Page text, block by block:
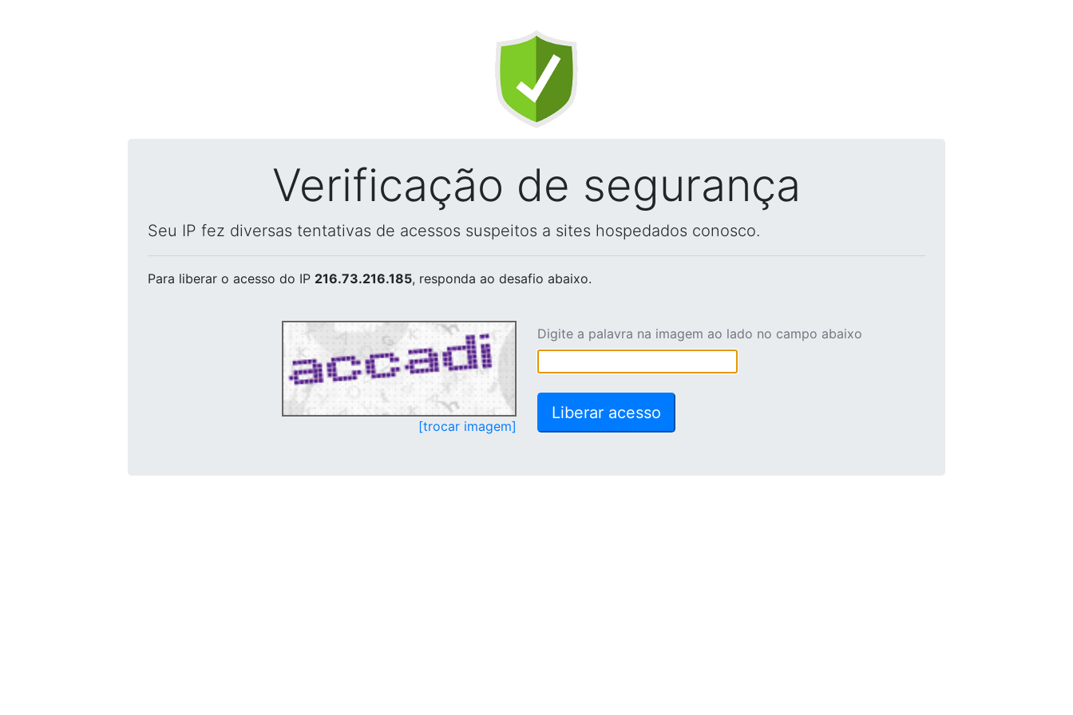
Verificação de segurança
Seu IP fez diversas tentativas de acessos suspeitos a sites hospedados conosco.
Para liberar o acesso do IP 216.73.216.185, responda ao desafio abaixo.
[trocar imagem]
Digite a palavra na imagem ao lado no campo abaixo